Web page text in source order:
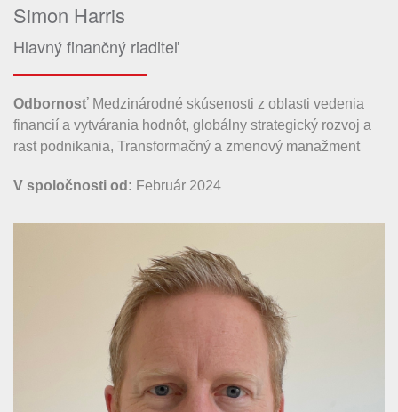
Simon Harris
Hlavný finančný riaditeľ
Odbornosť Medzinárodné skúsenosti z oblasti vedenia
financií a vytvárania hodnôt, globálny strategický rozvoj a
rast podnikania, Transformačný a zmenový manažment
V spoločnosti od: Február 2024